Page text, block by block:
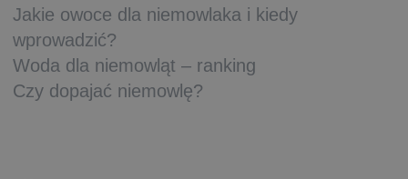
Jakie owoce dla niemowlaka i kiedy
wprowadzić?
Woda dla niemowląt – ranking
Czy dopajać niemowlę?